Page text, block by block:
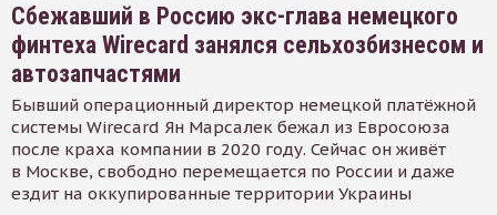
Сбежавший в Россию экс-глава немецкого
финтеха Wirecard занялся сельхозбизнесом и
автозапчастями
Бывший операционный директор немецкой платёжной
системы Wirecard Ян Марсалек бежал из Евросоюза
после краха компании в 2020 году. Сейчас он живёт
в Москве, свободно перемещается по России и даже
ездит на оккупированные территории Украины